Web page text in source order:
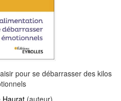
pour se débarrasser des kilos
Haurat (auteur)